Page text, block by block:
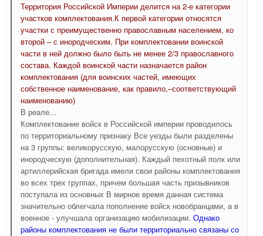
Территория Российской Империи делится на 2-е категории
участков комплектования.К первой категории относятся
участки с преимущественно православным населением, ко
второй – с инородческим. При комплектовании воинской
части в ней должно было быть не менее 2/3 православного
состава. Каждой воинской части назначается район
комплектования (для воинских частей, имеющих
собственное наименование, как правило,–соответствующий
наименованию)
В реале...
Комплектование войск в Российской империи проводилось
по территориальному признаку Все уезды были разделены
на 3 группы: великорусскую, малорусскую (основные) и
инородческую (дополнительная). Каждый пехотный полк или
артиллерийская бригада имели свои районы комплектования
во всех трех группах, причем большая часть призывников
поступала из основных В мирное время данная система
значительно облегчала пополнение войск новобранцами, а в
военное - улучшала организацию мобилизации. Однако
районы комплектования не были территориально связаны со